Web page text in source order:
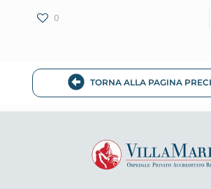
0
TORNA ALLA PAGINA